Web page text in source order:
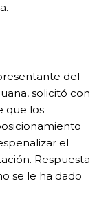
del
solicitó con
que los
el
Respuesta
se le ha dado